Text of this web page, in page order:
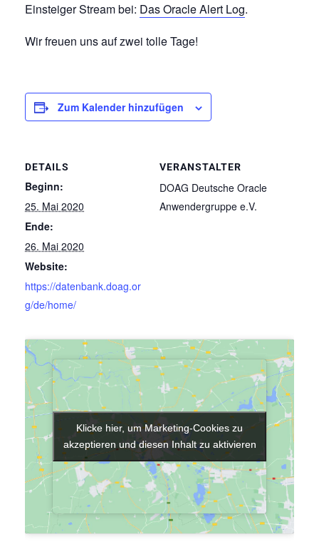
Einsteiger Stream bei: Das Oracle Alert Log.
Wir freuen uns auf zwei tolle Tage!
Zum Kalender hinzufügen
DETAILS
Beginn:
25. Mai 2020
Ende:
26. Mai 2020
Website:
https://datenbank.doag.or
g/de/home/
VERANSTALTER
DOAG Deutsche Oracle
Anwendergruppe e.V.
Klicke hier, um Marketing-Cookies zu
akzeptieren und diesen Inhalt zu aktivieren
Klicke hier, um Marketing-Cookies zu
akzeptieren und diesen Inhalt zu aktivieren